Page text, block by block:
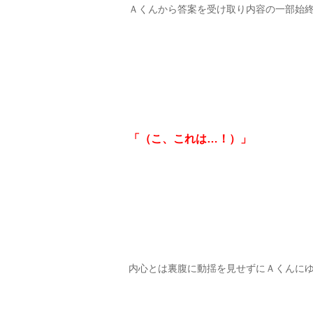
Ａくんから答案を受け取り内容の一部始
「（こ、これは…！）」
内心とは裏腹に動揺を見せずにＡくんに